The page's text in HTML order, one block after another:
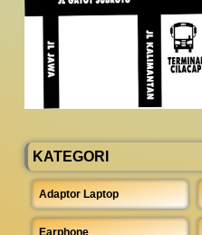
KATEGORI
Adaptor Laptop
Earphone